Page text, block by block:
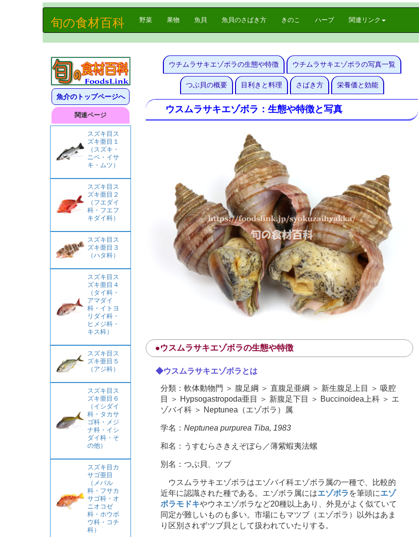
旬の食材百科 野菜(current)
果物 魚貝 魚貝のさばき方 きのこ ハーブ 関連リンク
ウチムラサキエゾボラの生態や特徴 ウチムラサキエゾボラの写真一覧
つぶ貝の概要 目利きと料理 さばき方 栄養価と効能
ウスムラサキエゾボラ：生態や特徴と写真
●ウスムラサキエゾボラの生態や特徴
◆ウスムラサキエゾボラとは
分類：軟体動物門 ＞ 腹足綱 ＞ 直腹足亜綱 ＞ 新生腹足上目 ＞ 吸腔
目 ＞ Hypsogastropoda亜目 ＞ 新腹足下目 ＞ Buccinoidea上科 ＞ エ
ゾバイ科 ＞ Neptunea（エゾボラ）属
学名： Neptunea purpurea Tiba, 1983
和名：うすむらさきえぞぼら／薄紫蝦夷法螺
別名：つぶ貝、ツブ
ウスムラサキエゾボラはエゾバイ科エゾボラ属の一種で、比較的
近年に認識された種である。エゾボラ属にはエゾボラ を筆頭にエゾ
ボラモドキやウネエゾボラなど20種以上あり、外見がよく似ていて
同定が難しいものも多い。市場にもマツブ（エゾボラ）以外はあま
り区別されずツブ貝として扱われていたりする。
魚介のトップページへ
関連ページ
スズキ目ス
ズキ亜目１
（スズキ・
ニベ・イサ
キ・ムツ）
スズキ目ス
ズキ亜目２
（フエダイ
科・フエフ
キダイ科）
スズキ目ス
ズキ亜目３
（ハタ科）
スズキ目ス
ズキ亜目４
（タイ科・
アマダイ
科・イトヨ
リダイ科・
ヒメジ科・
キス科）
スズキ目ス
ズキ亜目５
（アジ科）
スズキ目ス
ズキ亜目６
（イシダイ
科・タカサ
ゴ科・メジ
ナ科・イシ
ダイ科・そ
の他）
スズキ目カ
サゴ亜目
（メバル
科・フサカ
サゴ科・オ
ニオコゼ
科・ホウボ
ウ科・コチ
科）